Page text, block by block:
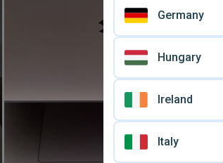
Germany
Hungary
Ireland
Italy